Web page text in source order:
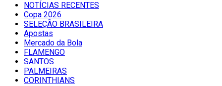
NOTÍCIAS RECENTES
Copa 2026
SELEÇÃO BRASILEIRA
Apostas
Mercado da Bola
FLAMENGO
SANTOS
PALMEIRAS
CORINTHIANS